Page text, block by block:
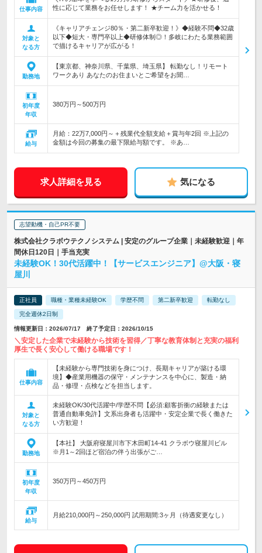
仕事内容
性に応じて業務をお任せします！ ★チーム力を活かせる！
対象と
なる方
《キャリアチェンジ80％・第二新卒歓迎！》◆経験不問◆32歳
以下◆短大・専門卒以上◆研修体制◎！多岐にわたる業務範囲
で描けるキャリアが広がる！
勤務地
【東京都、神奈川県、千葉県、埼玉県】 転勤なし！リモート
ワークあり あなたのお住まいとご希望をお聞…
初年度
年収
380万円～500万円
給与
月給：22万7,000円～＋残業代全額支給＋賞与年2回 ※上記の
金額は今回の募集の最下限給与額です。 ※あ…
求人詳細を見る 気になる
志望動機・自己PR不要
株式会社クラボウテクノシステム | 安定のグループ企業｜未経験歓迎｜年
間休日120日｜手当充実
未経験OK！30代活躍中！【サービスエンジニア】@大阪・寝
屋川
正社員 職種・業種未経験OK 学歴不問 第二新卒歓迎 転勤なし
完全週休2日制
情報更新日：2026/07/17 終了予定日：2026/10/15
＼安定した企業で未経験から技術を習得／丁寧な教育体制と充実の福利
厚生で長く安心して働ける職場です！
仕事内容
【未経験から専門技術を身につけ、長期キャリアが築ける環
境】◆産業用機器の保守・メンテナンスを中心に、製造・納
品・修理・点検などを担当します。
対象と
なる方
未経験OK/30代活躍中/学歴不問【必須:顧客折衝の経験または
普通自動車免許】文系出身者も活躍中・安定企業で長く働きた
い方歓迎！
勤務地
【本社】 大阪府寝屋川市下木田町14-41 クラボウ寝屋川ビル
※月1～2回ほど宿泊の伴う出張がご…
初年度
年収
350万円～450万円
給与
月給210,000円～250,000円 試用期間:3ヶ月（待遇変更なし）